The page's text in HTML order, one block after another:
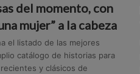
del momento, con
mujer” a la cabeza
el listado de las mejores
catálogo de historias para
y clásicos de